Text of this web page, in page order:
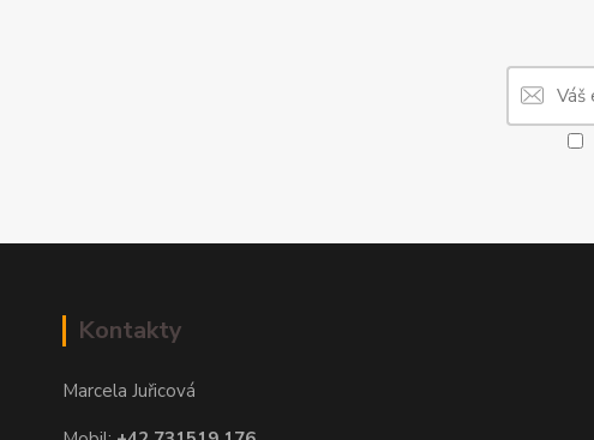
Kontakty
Marcela Juřicová